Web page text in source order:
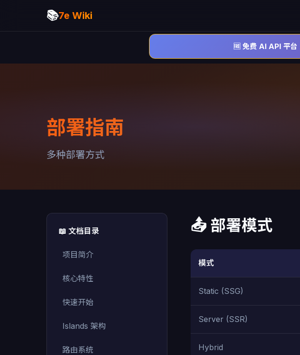
📚7e Wiki
🆓 免费 AI API 平台
部署指南
多种部署方式
📖 文档目录
项目简介
核心特性
快速开始
Islands 架构
路由系统
📤 部署模式
模式
Static (SSG)
Server (SSR)
Hybrid